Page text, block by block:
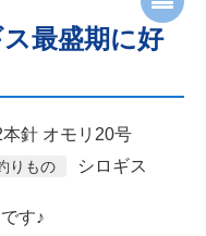
最盛期に好
針 オモリ20号
りもの シロギス
す♪